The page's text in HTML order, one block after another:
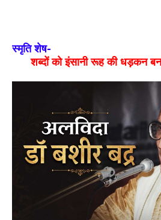
स्मृति शेष-
शब्दों को इंसानी रूह की धड़कन